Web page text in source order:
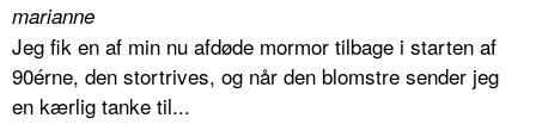
marianne
Jeg fik en af min nu afdøde mormor tilbage i starten af
90érne, den stortrives, og når den blomstre sender jeg
en kærlig tanke til...